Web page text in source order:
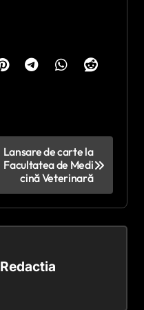
Lansare de carte la
Facultatea de Medi
cină Veterinară
Redactia